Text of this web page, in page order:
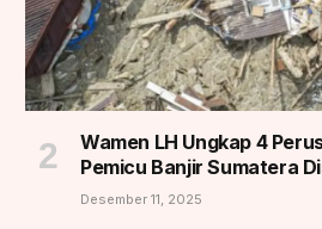
Wamen LH Ungkap 4
Pemicu Banjir Sumatera
Desember 11, 2025